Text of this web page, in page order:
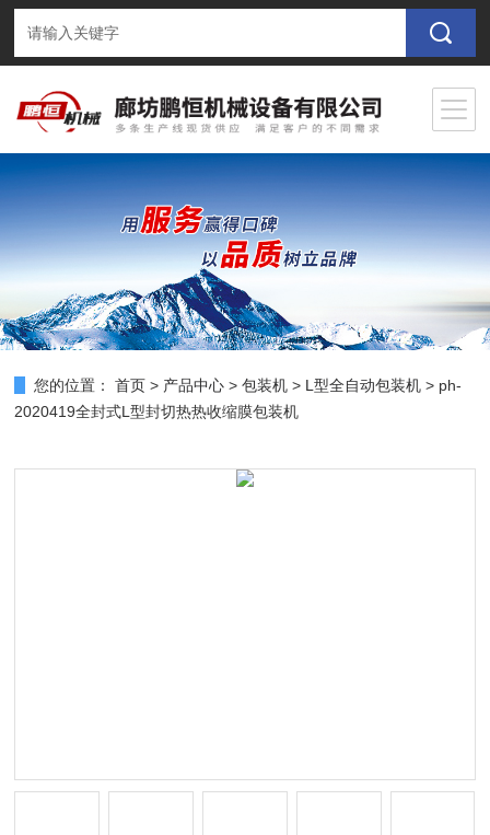
您的位置： 首页 > 产品中心 >包装机 > L型全自动包装机 > ph-
2020419全封式L型封切热热收缩膜包装机